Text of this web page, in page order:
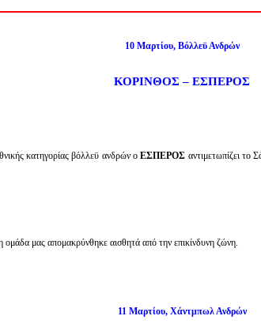
10 Μαρτίου, Βόλλεϋ Ανδρών
ΚΟΡΙΝΘΟΣ – ΕΣΠΕΡΟΣ
κατηγορίας βόλλεϋ ανδρών οΕΣΠΕΡΟΣ αντιμετωπίζει
ομάδα μας απομακρύνθηκε αισθητά από την επικίνδυνη ζώνη.
11 Μαρτίου, Χάντμπωλ Ανδρών